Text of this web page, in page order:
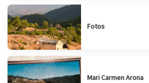
Fotos
Mari Carmen Arona